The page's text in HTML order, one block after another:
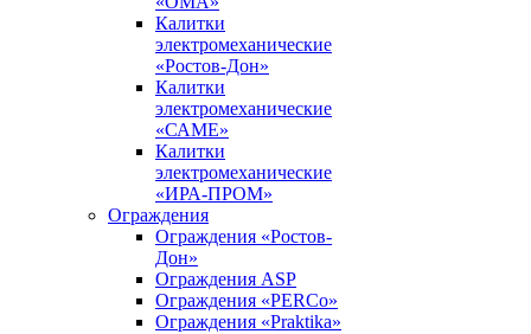
Калитки
электромеханические
«Ростов-Дон»
Калитки
электромеханические
«САМЕ»
Калитки
электромеханические
«ИРА-ПРОМ»
Ограждения
Ограждения «Ростов-
Дон»
Ограждения ASP
Ограждения «PERCo»
Ограждения «Praktika»